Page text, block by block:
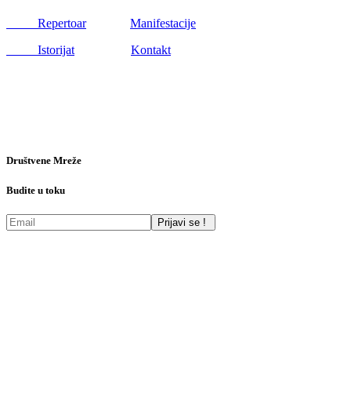
Repertoar
Manifestacije
Istorijat
Kontakt
Društvene Mreže
Budite u toku